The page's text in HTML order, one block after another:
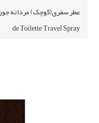
de Toilette Travel Spray